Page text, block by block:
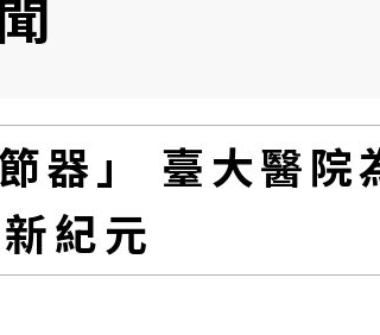
器」 臺大醫院
紀元